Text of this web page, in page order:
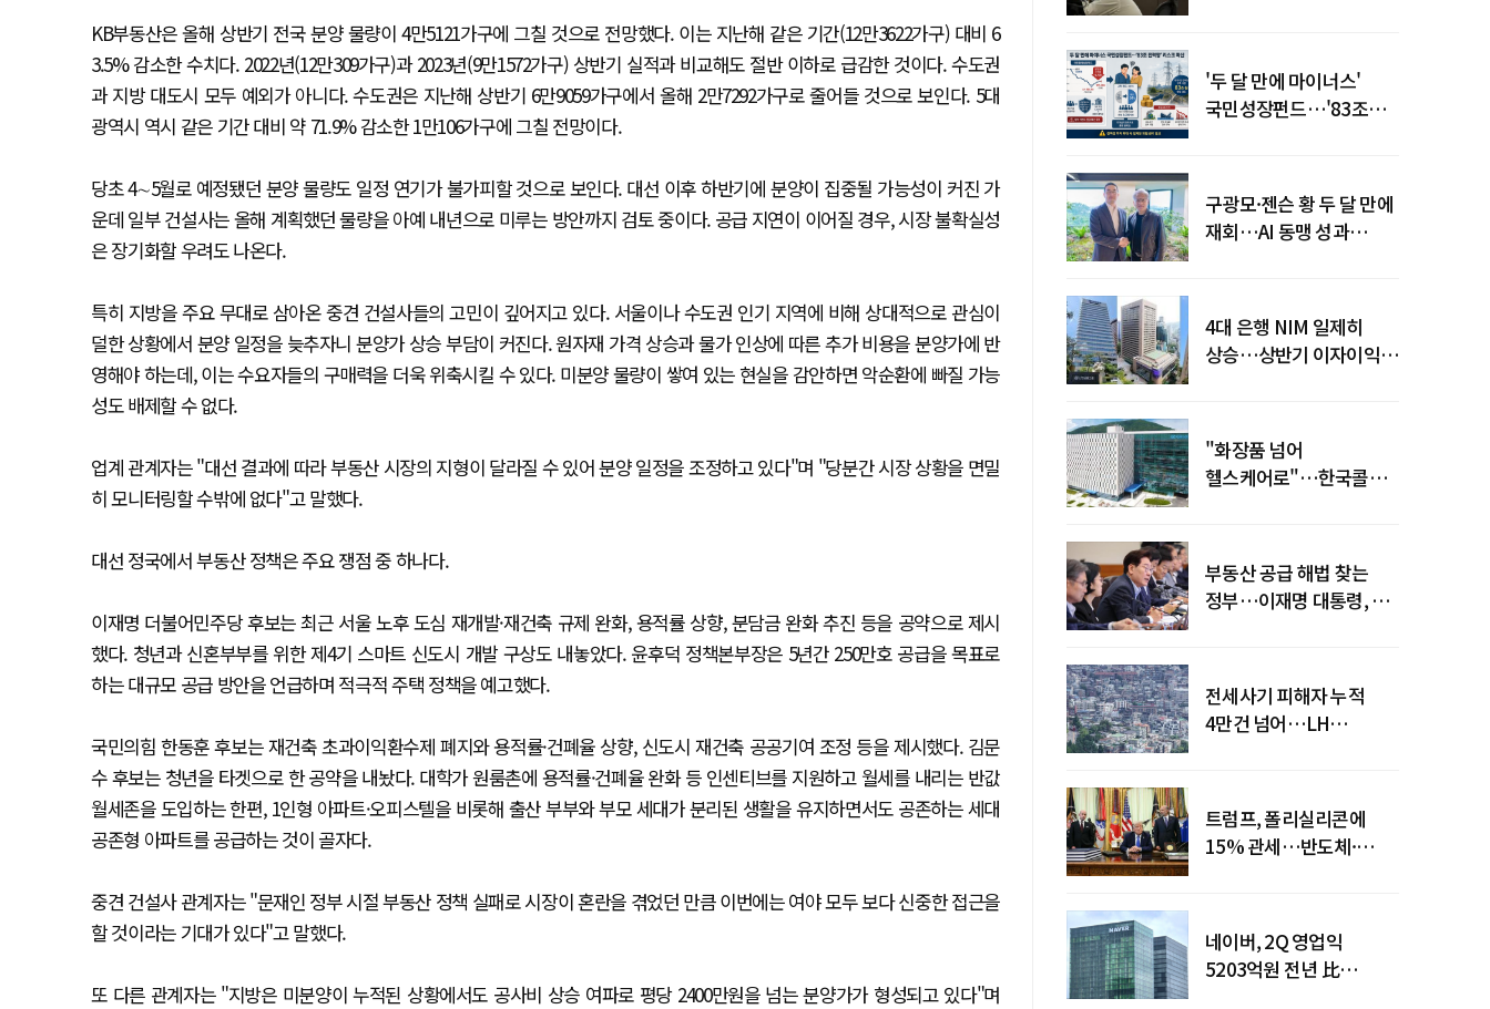
KB부동산은 올해 상반기 전국 분양 물량이 4만5121가구에 그칠 것으로 전망했다. 이는 지난해 같은 기간(12만3622가구) 대비 6
3.5% 감소한 수치다. 2022년(12만309가구)과 2023년(9만1572가구) 상반기 실적과 비교해도 절반 이하로 급감한 것이다. 수도권
과 지방 대도시 모두 예외가 아니다. 수도권은 지난해 상반기 6만9059가구에서 올해 2만7292가구로 줄어들 것으로 보인다. 5대
광역시 역시 같은 기간 대비 약 71.9% 감소한 1만106가구에 그칠 전망이다.
당초 4∼5월로 예정됐던 분양 물량도 일정 연기가 불가피할 것으로 보인다. 대선 이후 하반기에 분양이 집중될 가능성이 커진 가
운데 일부 건설사는 올해 계획했던 물량을 아예 내년으로 미루는 방안까지 검토 중이다. 공급 지연이 이어질 경우, 시장 불확실성
은 장기화할 우려도 나온다.
특히 지방을 주요 무대로 삼아온 중견 건설사들의 고민이 깊어지고 있다. 서울이나 수도권 인기 지역에 비해 상대적으로 관심이
덜한 상황에서 분양 일정을 늦추자니 분양가 상승 부담이 커진다. 원자재 가격 상승과 물가 인상에 따른 추가 비용을 분양가에 반
영해야 하는데, 이는 수요자들의 구매력을 더욱 위축시킬 수 있다. 미분양 물량이 쌓여 있는 현실을 감안하면 악순환에 빠질 가능
성도 배제할 수 없다.
업계 관계자는 "대선 결과에 따라 부동산 시장의 지형이 달라질 수 있어 분양 일정을 조정하고 있다"며 "당분간 시장 상황을 면밀
히 모니터링할 수밖에 없다"고 말했다.
대선 정국에서 부동산 정책은 주요 쟁점 중 하나다.
이재명 더불어민주당 후보는 최근 서울 노후 도심 재개발·재건축 규제 완화, 용적률 상향, 분담금 완화 추진 등을 공약으로 제시
했다. 청년과 신혼부부를 위한 제4기 스마트 신도시 개발 구상도 내놓았다. 윤후덕 정책본부장은 5년간 250만호 공급을 목표로
하는 대규모 공급 방안을 언급하며 적극적 주택 정책을 예고했다.
국민의힘 한동훈 후보는 재건축 초과이익환수제 폐지와 용적률·건폐율 상향, 신도시 재건축 공공기여 조정 등을 제시했다. 김문
수 후보는 청년을 타겟으로 한 공약을 내놨다. 대학가 원룸촌에 용적률·건폐율 완화 등 인센티브를 지원하고 월세를 내리는 반값
월세존을 도입하는 한편, 1인형 아파트·오피스텔을 비롯해 출산 부부와 부모 세대가 분리된 생활을 유지하면서도 공존하는 세대
공존형 아파트를 공급하는 것이 골자다.
중견 건설사 관계자는 "문재인 정부 시절 부동산 정책 실패로 시장이 혼란을 겪었던 만큼 이번에는 여야 모두 보다 신중한 접근을
할 것이라는 기대가 있다"고 말했다.
또 다른 관계자는 "지방은 미분양이 누적된 상황에서도 공사비 상승 여파로 평당 2400만원을 넘는 분양가가 형성되고 있다"며
'두 달 만에 마이너스'
국민성장펀드…'83조
구광모·젠슨 황 두 달 만에
재회…AI 동맹 성과
4대 은행 NIM 일제히
상승…상반기 이자이익
"화장품 넘어
헬스케어로"…한국콜마,
부동산 공급 해법 찾는
정부…이재명 대통령, 2차
전세사기 피해자 누적
4만건 넘어…LH
트럼프, 폴리실리콘에
15% 관세…반도체·
네이버, 2Q 영업익
5203억원 전년 比